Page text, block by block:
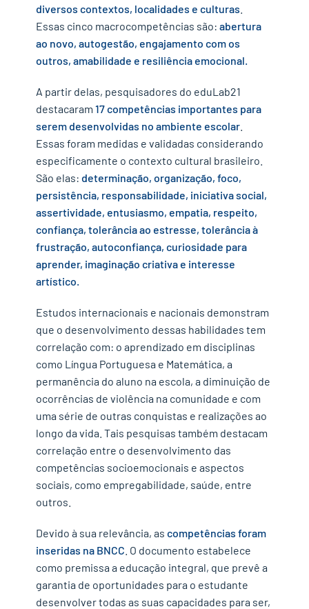
diversos contextos, localidades e culturas
Essas cinco macrocompetências são: abertura
ao novo, autogestão, engajamento com os
outros, amabilidade e resiliência emocional.
A partir delas, pesquisadores do eduLab21
destacaram 17 competências importantes para
serem desenvolvidas no ambiente escolar
Essas foram medidas e validadas considerando
especificamente o contexto cultural brasileiro.
São elas: determinação, organização, foco,
persistência, responsabilidade, iniciativa social,
assertividade, entusiasmo, empatia, respeito,
confiança, tolerância ao estresse, tolerância à
frustração, autoconfiança, curiosidade para
aprender, imaginação criativa e interesse
artístico.
Estudos internacionais e nacionais demonstram
que o desenvolvimento dessas habilidades tem
correlação com: o aprendizado em disciplinas
como Língua Portuguesa e Matemática, a
permanência do aluno na escola, a diminuição de
ocorrências de violência na comunidade e com
uma série de outras conquistas e realizações ao
longo da vida. Tais pesquisas também destacam
correlação entre o desenvolvimento das
competências socioemocionais e aspectos
sociais, como empregabilidade, saúde, entre
outros.
Devido à sua relevância, as competências foram
inseridas na BNCC . O documento estabelece
como premissa a educação integral, que prevê a
garantia de oportunidades para o estudante
desenvolver todas as suas capacidades para ser,